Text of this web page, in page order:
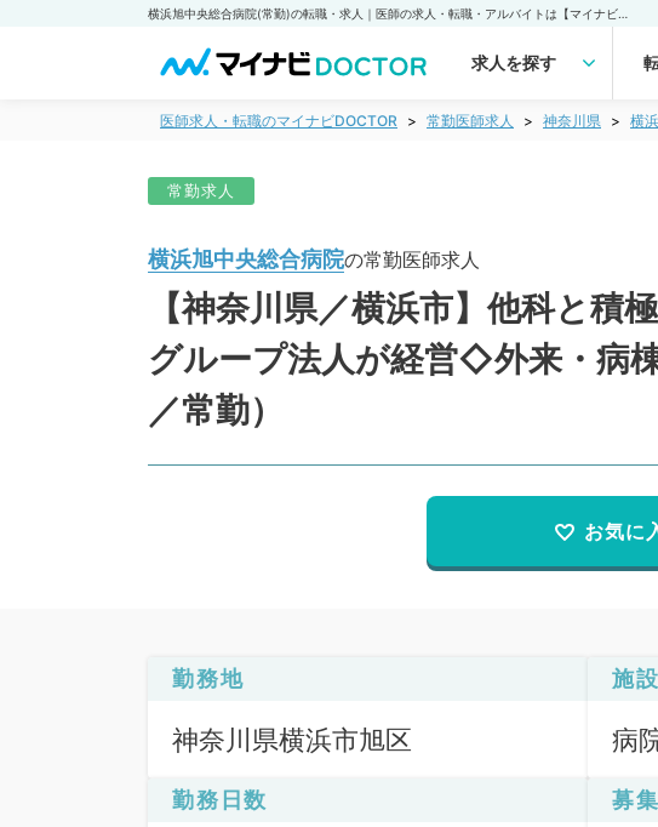
求人を探す
医師求人・転職のマイナビDOCTOR 常勤医師求人 神奈川県 横
常勤求人
横浜旭中央総合病院の常勤医師求人
【神奈川県／横浜市】他科と
グループ法人が経営◇外来・病
／常勤）
お気に
勤務地
神奈川県横浜市旭区
施
病
勤務日数 募